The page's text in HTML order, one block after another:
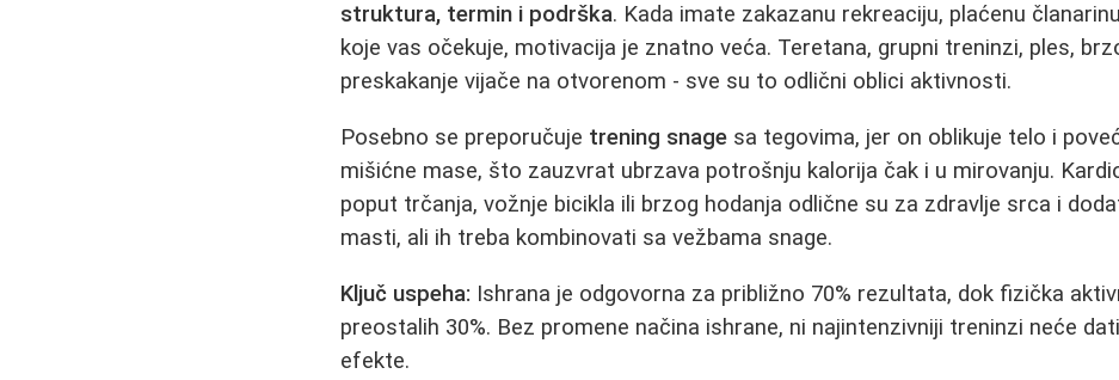
struktura, termin i podrška. Kada imate zakazanu rekreaciju, plaćenu
koje vas očekuje, motivacija je znatno veća. Teretana, grupni treninzi, ples,
preskakanje vijače na otvorenom - sve su to odlični oblici aktivnosti.
Posebno se preporučuje trening snage sa tegovima, jer on oblikuje telo i
mišićne mase, što zauzvrat ubrzava potrošnju kalorija čak i u mirovanju.
poput trčanja, vožnje bicikla ili brzog hodanja odlične su za zdravlje srca i
masti, ali ih treba kombinovati sa vežbama snage.
Ključ uspeha: Ishrana je odgovorna za približno 70% rezultata, dok fizička
preostalih 30%. Bez promene načina ishrane, ni najintenzivniji treninzi neće
efekte.